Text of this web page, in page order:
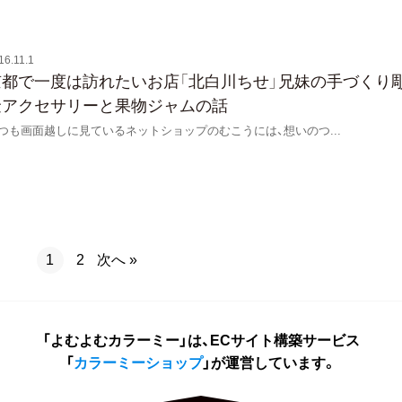
で一度は訪れたいお店「北白川ちせ」兄妹の手づくり
クセサリーと果物ジャムの話
も画面越しに見ているネットショップのむこうには、想いのつ...
1 2 次へ »
「よむよむカラーミー」は、ECサイト構築サービス
「 カラーミーショップ」が運営しています。